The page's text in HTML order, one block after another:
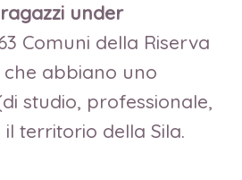
under
Comuni della Riserva
abbiano uno
studio, professionale,
territorio della Sila.